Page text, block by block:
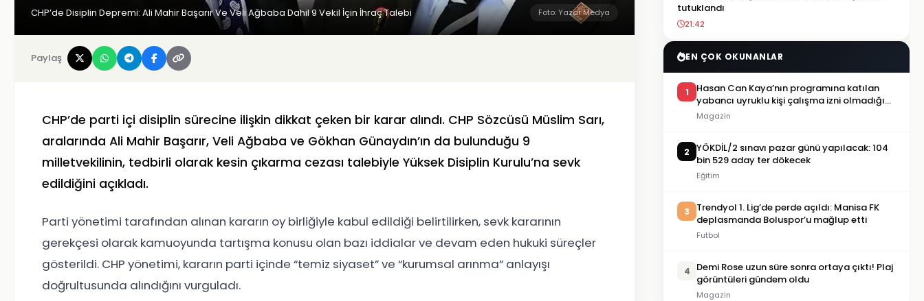
CHP’de Disiplin Depremi: Ali Mahir Başarır Ve Veli Ağbaba Dahil 9 Vekil İçin İhraç Talebi Foto: Yazar Medya
Paylaş
CHP’de parti içi disiplin sürecine ilişkin dikkat çeken bir karar alındı. CHP Sözcüsü Müslim Sarı,
aralarında Ali Mahir Başarır, Veli Ağbaba ve Gökhan Günaydın’ın da bulunduğu 9
milletvekilinin, tedbirli olarak kesin çıkarma cezası talebiyle Yüksek Disiplin Kurulu’na sevk
edildiğini açıkladı.
Parti yönetimi tarafından alınan kararın oy birliğiyle kabul edildiği belirtilirken, sevk kararının
gerekçesi olarak kamuoyunda tartışma konusu olan bazı iddialar ve devam eden hukuki süreçler
gösterildi. CHP yönetimi, kararın parti içinde “temiz siyaset” ve “kurumsal arınma” anlayışı
doğrultusunda alındığını vurguladı.
tutuklandı
21:42
EN ÇOK OKUNANLAR
1
Hasan Can Kaya’nın programına katılan
yabancı uyruklu kişi çalışma izni olmadığı
gerekçesiyle gözaltına alındı
Magazin
2
YÖKDİL/2 sınavı pazar günü yapılacak: 104
bin 529 aday ter dökecek
Eğitim
3
Trendyol 1. Lig’de perde açıldı: Manisa FK
deplasmanda Boluspor’u mağlup etti
Futbol
4
Demi Rose uzun süre sonra ortaya çıktı! Plaj
görüntüleri gündem oldu
Magazin